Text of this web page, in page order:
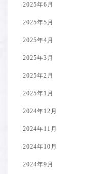
2025年6月
2025年5月
2025年4月
2025年3月
2025年2月
2025年1月
2024年12月
2024年11月
2024年10月
2024年9月